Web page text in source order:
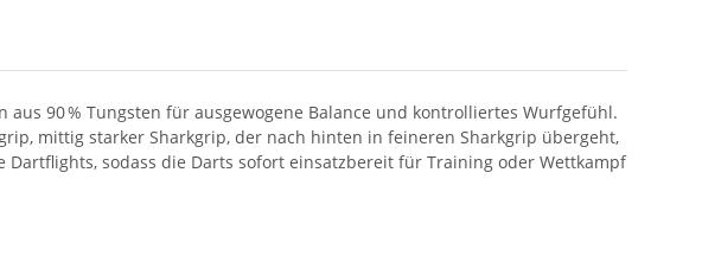
90 % Tungsten für ausgewogene Balance und kontrolliertes Wurfgefühl.
mittig starker Sharkgrip, der nach hinten in feineren Sharkgrip übergeht,
sodass die Darts sofort einsatzbereit für Training oder Wettkampf